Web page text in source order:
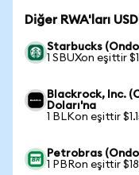
Diğer RWA'ları
Starbucks
1 SBUXon eşittir
Blackrock, Inc.
Doları'na
1 BLKon eşittir
Petrobras
1 PBRon eşittir